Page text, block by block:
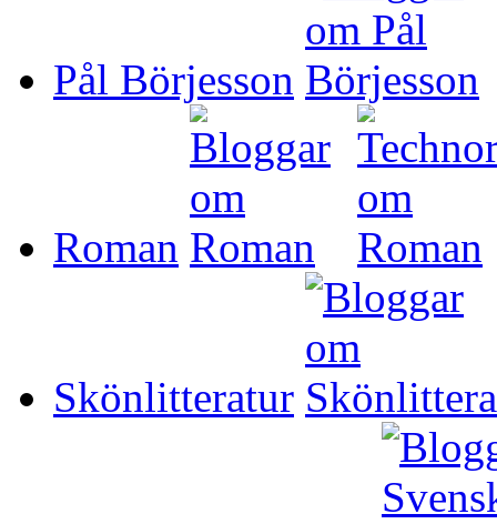
Pål Börjesson
Roman
Skönlitteratur